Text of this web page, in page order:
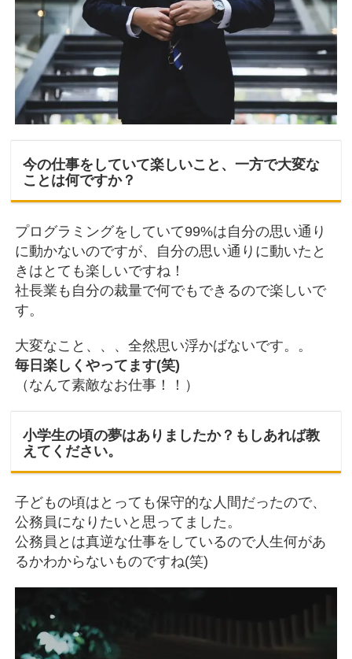
今の仕事をしていて楽しいこと、一方で大変な
ことは何ですか？
プログラミングをしていて99%は自分の思い通り
に動かないのですが、自分の思い通りに動いたと
きはとても楽しいですね！
社長業も自分の裁量で何でもできるので楽しいで
す。
大変なこと、、、全然思い浮かばないです。。
毎日楽しくやってます(笑)
（なんて素敵なお仕事！！）
小学生の頃の夢はありましたか？もしあれば教
えてください。
子どもの頃はとっても保守的な人間だったので、
公務員になりたいと思ってました。
公務員とは真逆な仕事をしているので人生何があ
るかわからないものですね(笑)